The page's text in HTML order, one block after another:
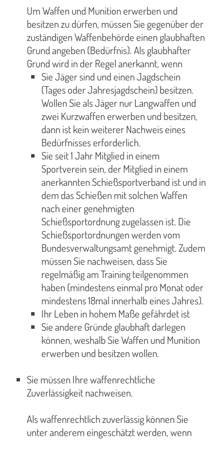
Um Waffen und Munition erwerben und
besitzen zu dürfen, müssen Sie gegenüber der
zuständigen Waffenbehörde einen glaubhaften
Grund angeben (Bedürfnis). Als glaubhafter
Grund wird in der Regel anerkannt, wenn
Sie Jäger sind und einen Jagdschein
(Tages oder Jahresjagdschein) besitzen.
Wollen Sie als Jäger nur Langwaffen und
zwei Kurzwaffen erwerben und besitzen,
dann ist kein weiterer Nachweis eines
Bedürfnisses erforderlich.
Sie seit 1 Jahr Mitglied in einem
Sportverein sein, der Mitglied in einem
anerkannten Schießsportverband ist und in
dem das Schießen mit solchen Waffen
nach einer genehmigten
Schießsportordnung zugelassen ist. Die
Schießsportordnungen werden vom
Bundesverwaltungsamt genehmigt. Zudem
müssen Sie nachweisen, dass Sie
regelmäßig am Training teilgenommen
haben (mindestens einmal pro Monat oder
mindestens 18mal innerhalb eines Jahres).
Ihr Leben in hohem Maße gefährdet ist
Sie andere Gründe glaubhaft darlegen
können, weshalb Sie Waffen und Munition
erwerben und besitzen wollen.
Sie müssen Ihre waffenrechtliche
Zuverlässigkeit nachweisen.
Als waffenrechtlich zuverlässig können Sie
unter anderem eingeschätzt werden, wenn